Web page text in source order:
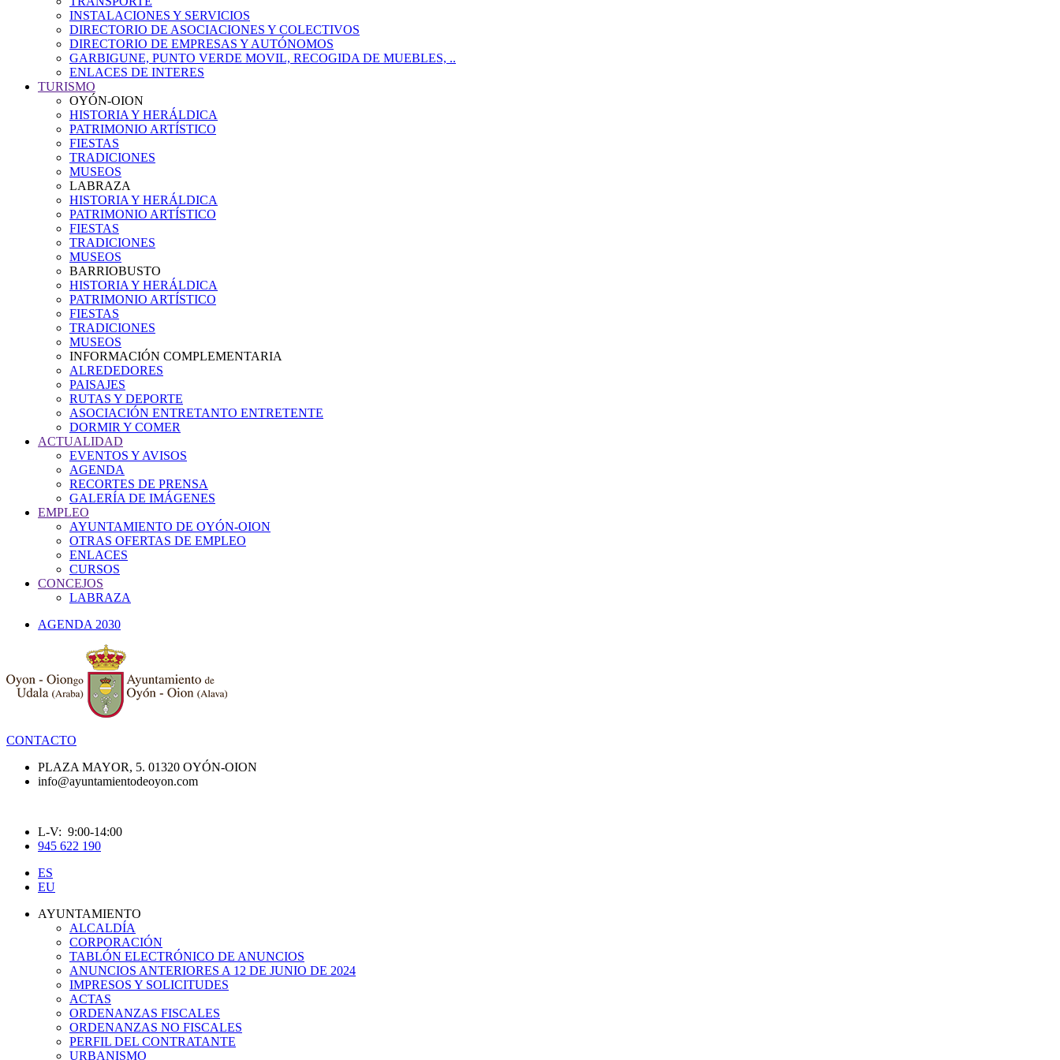
INSTALACIONES Y SERVICIOS
DIRECTORIO DE ASOCIACIONES Y COLECTIVOS
DIRECTORIO DE EMPRESAS Y AUTÓNOMOS
GARBIGUNE, PUNTO VERDE MOVIL, RECOGIDA DE MUEBLES, ..
ENLACES DE INTERES
TURISMO
OYÓN-OION
HISTORIA Y HERÁLDICA
PATRIMONIO ARTÍSTICO
FIESTAS
TRADICIONES
MUSEOS
LABRAZA
HISTORIA Y HERÁLDICA
PATRIMONIO ARTÍSTICO
FIESTAS
TRADICIONES
MUSEOS
BARRIOBUSTO
HISTORIA Y HERÁLDICA
PATRIMONIO ARTÍSTICO
FIESTAS
TRADICIONES
MUSEOS
INFORMACIÓN COMPLEMENTARIA
ALREDEDORES
PAISAJES
RUTAS Y DEPORTE
ASOCIACIÓN ENTRETANTO ENTRETENTE
DORMIR Y COMER
ACTUALIDAD
EVENTOS Y AVISOS
AGENDA
RECORTES DE PRENSA
GALERÍA DE IMÁGENES
EMPLEO
AYUNTAMIENTO DE OYÓN-OION
OTRAS OFERTAS DE EMPLEO
ENLACES
CURSOS
CONCEJOS
LABRAZA
AGENDA 2030
CONTACTO
PLAZA MAYOR, 5. 01320 OYÓN-OION
info@ayuntamientodeoyon.com
L-V: 9:00-14:00
945 622 190
ES
EU
AYUNTAMIENTO
ALCALDÍA
CORPORACIÓN
TABLÓN ELECTRÓNICO DE ANUNCIOS
ANUNCIOS ANTERIORES A 12 DE JUNIO DE 2024
IMPRESOS Y SOLICITUDES
ACTAS
ORDENANZAS FISCALES
ORDENANZAS NO FISCALES
PERFIL DEL CONTRATANTE
URBANISMO